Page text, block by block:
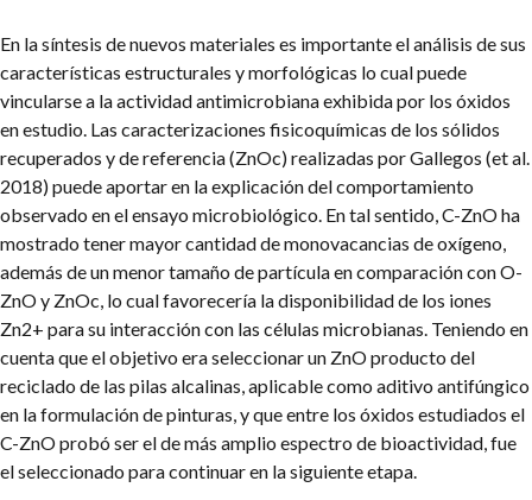
En la síntesis de nuevos materiales es importante el análisis de sus
características estructurales y morfológicas lo cual puede
vincularse a la actividad antimicrobiana exhibida por los óxidos
en estudio. Las caracterizaciones fisicoquímicas de los sólidos
recuperados y de referencia (ZnOc) realizadas por Gallegos (et al.
2018) puede aportar en la explicación del comportamiento
observado en el ensayo microbiológico. En tal sentido, C-ZnO ha
mostrado tener mayor cantidad de monovacancias de oxígeno,
además de un menor tamaño de partícula en comparación con O-
ZnO y ZnOc, lo cual favorecería la disponibilidad de los iones
Zn2+ para su interacción con las células microbianas. Teniendo en
cuenta que el objetivo era seleccionar un ZnO producto del
reciclado de las pilas alcalinas, aplicable como aditivo antifúngico
en la formulación de pinturas, y que entre los óxidos estudiados el
C-ZnO probó ser el de más amplio espectro de bioactividad, fue
el seleccionado para continuar en la siguiente etapa.